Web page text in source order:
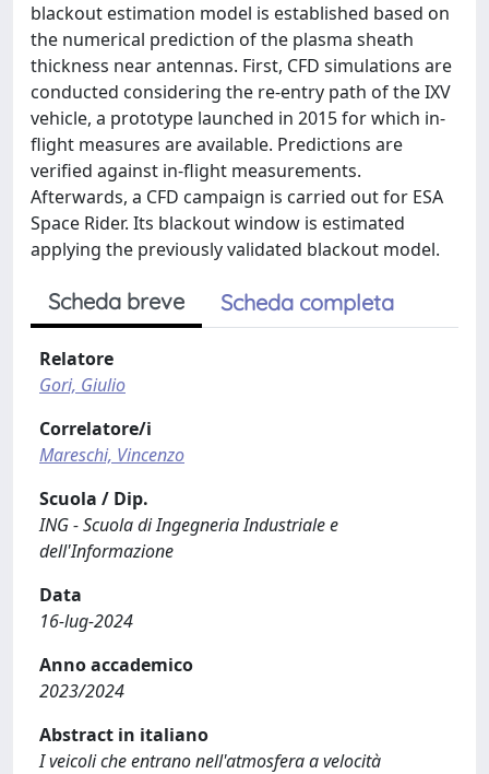
blackout estimation model is established based on
the numerical prediction of the plasma sheath
thickness near antennas. First, CFD simulations are
conducted considering the re-entry path of the IXV
vehicle, a prototype launched in 2015 for which in-
flight measures are available. Predictions are
verified against in-flight measurements.
Afterwards, a CFD campaign is carried out for ESA
Space Rider. Its blackout window is estimated
applying the previously validated blackout model.
Scheda breve Scheda completa
Relatore
Gori, Giulio
Correlatore/i
Mareschi, Vincenzo
Scuola / Dip.
ING - Scuola di Ingegneria Industriale e
dell'Informazione
Data
16-lug-2024
Anno accademico
2023/2024
Abstract in italiano
I veicoli che entrano nell'atmosfera a velocità